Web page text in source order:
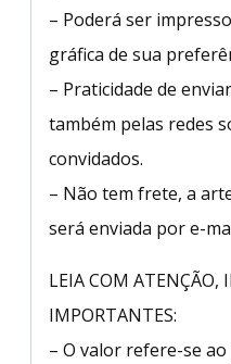
– Poderá ser
gráfica de sua
– Praticidade de
também pelas redes
convidados.
– Não tem frete, a
será enviada por e-
LEIA COM ATENÇÃO,
IMPORTANTES:
– O valor refere-se